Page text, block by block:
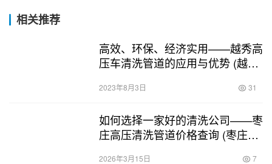
相关推荐
高效、环保、经济实用——越秀高
压车清洗管道的应用与优势 (越秀
2023年8月3日 31
如何选择一家好的清洗公司——枣
庄高压清洗管道价格查询 (枣庄高
2026年3月15日 7